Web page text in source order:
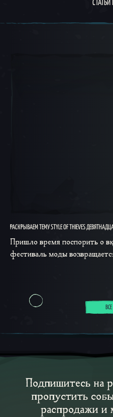
СТАТЬИ
РАСКРЫВАЕМ ТЕМУ STYLE OF THIEVES
Пришло время поспорить о
фестиваль моды
Подпишитесь на
пропустить
распродажи и